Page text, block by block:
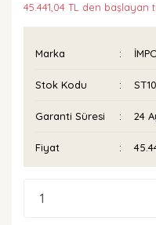
45.441,04 TL den başlayan
Marka
Stok Kodu
Garanti Süresi 24
Fiyat